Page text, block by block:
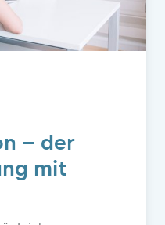
– der
mit